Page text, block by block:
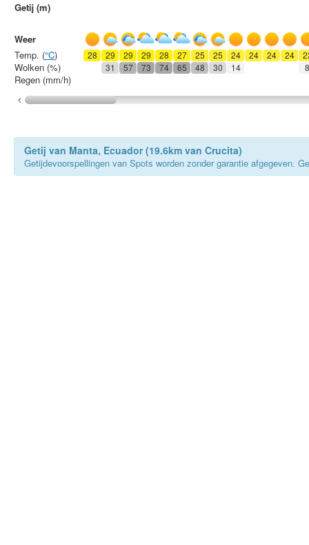
28 29 29 29 28 27 25 25 24 24 24 24
31
57 73 74 65 48 30 14 8
Getij (m)
Weer
Temp. (°C)
Wolken (%)
Regen (mm/h)
Getij van Manta, Ecuador (19.6km van Crucita)
Getijdevoorspellingen van Spots worden zonder garantie afgegeven.